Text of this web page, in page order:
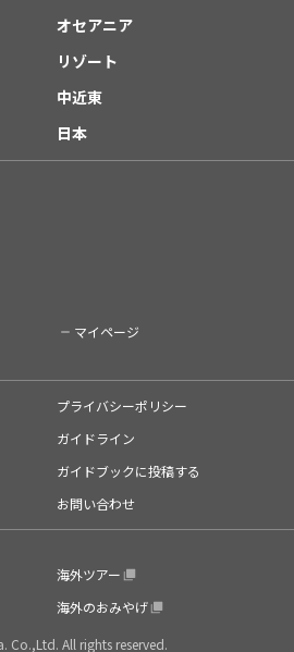
オセアニア
リゾート
中近東
日本
マイページ
プライバシーポリシー
ガイドライン
ガイドブックに投稿する
お問い合わせ
海外ツアー
海外のおみやげ
Co.,Ltd. All rights reserved.